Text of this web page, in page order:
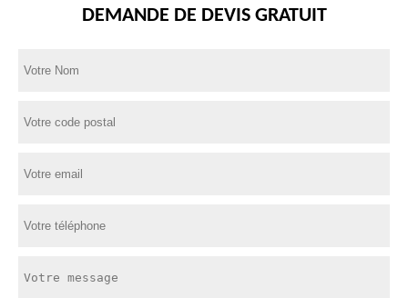
DEMANDE DE DEVIS GRATUIT